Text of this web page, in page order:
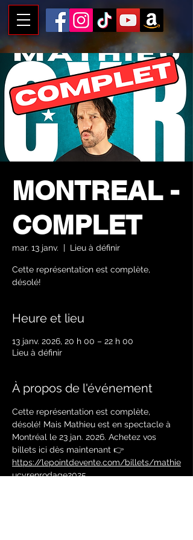
MONTREAL -
COMPLET
mar. 13 janv.
  |
Lieu à définir
Cette représentation est complète,
désolé!
Heure et lieu
13 janv. 2026, 20 h 00 – 22 h 00
Lieu à définir
À propos de l'événement
Cette représentation est complète,
désolé! Mais Mathieu est en spectacle à
Montréal le 23 jan. 2026. Achetez vos
billets ici dès maintenant 👉
https://lepointdevente.com/billets/mathie
ucyrenrodage2025